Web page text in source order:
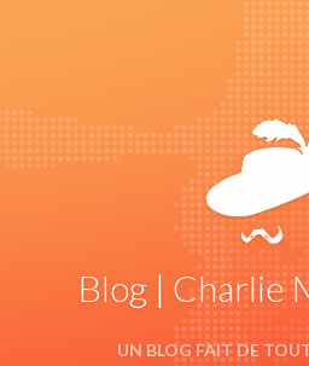
Blog | Charlie
UN BLOG FAIT DE